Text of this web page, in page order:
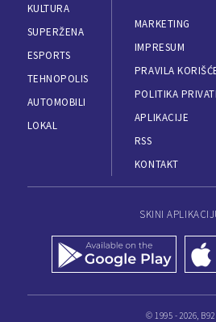
KULTURA
SUPERŽENA
ESPORTS
TEHNOPOLIS
AUTOMOBILI
LOKAL
MARKETING
IMPRESUM
PRAVILA
POLITIKA
APLIKACIJE
RSS
KONTAKT
SKINI
© 1995 - 2026, B92